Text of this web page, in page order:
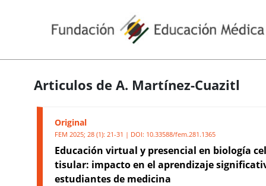
Articulos de A. Martínez-Cuazitl
Original
FEM 2025; 28 (1): 21-31 | DOI: 10.33588/fem.281.1365
Educación virtual y presencial en biología
tisular: impacto en el aprendizaje
estudiantes de medicina